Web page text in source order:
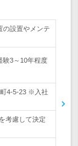
の設置やメンテ
3～10年程度
町4-5-23 ※入社
考慮して決定